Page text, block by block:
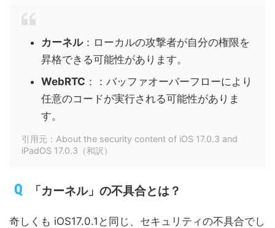
カーネル：ローカルの攻撃者が自分の権限を
昇格できる可能性があります。
WebRTC ：：バッファオーバーフローにより
任意のコードが実行される可能性がありま
す。
引用元：About the security content of iOS 17.0.3 and
iPadOS 17.0.3（和訳）
「カーネル」の不具合とは？
奇しくも iOS17.0.1と同じ、セキュリティの不具合でし